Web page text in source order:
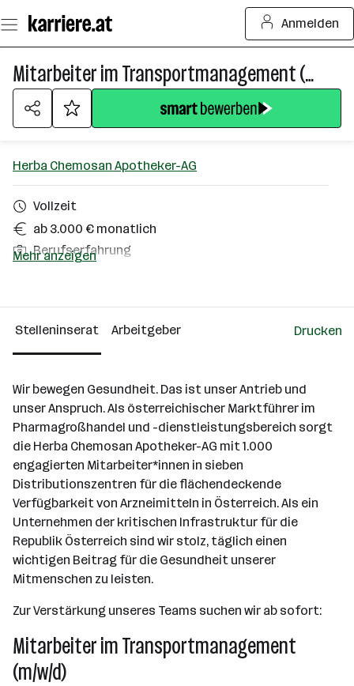
Seiteninhalt
springen
Anmelden
Mitarbeiter im Transportmanagement (m/w/d)
Herba Chemosan Apotheker-AG
Vollzeit
ab 3.000 € monatlich
Berufserfahrung
Wien
Mehr anzeigen
Stelleninserat Arbeitgeber Drucken
Wir bewegen Gesundheit. Das ist unser Antrieb und
unser Anspruch. Als österreichischer Marktführer im
Pharmagroßhandel und -dienstleistungsbereich sorgt
die Herba Chemosan Apotheker-AG mit 1.000
engagierten Mitarbeiter*innen in sieben
Distributionszentren für die flächendeckende
Verfügbarkeit von Arzneimitteln in Österreich. Als ein
Unternehmen der kritischen Infrastruktur für die
Republik Österreich sind wir stolz, täglich einen
wichtigen Beitrag für die Gesundheit unserer
Mitmenschen zu leisten.
Zur Verstärkung unseres Teams suchen wir ab sofort:
Mitarbeiter im Transportmanagement
(m/w/d)